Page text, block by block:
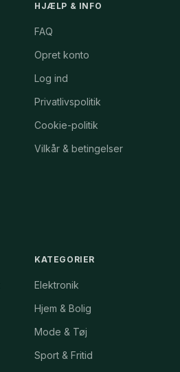
HJÆLP & INFO
FAQ
Opret konto
Log ind
Privatlivspolitik
Cookie-politik
Vilkår & betingelser
KATEGORIER
Elektronik
Hjem & Bolig
Mode & Tøj
Sport & Fritid